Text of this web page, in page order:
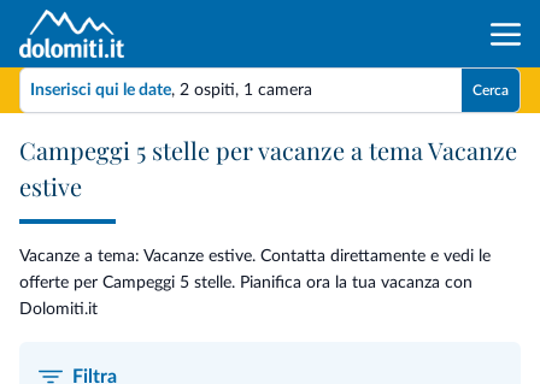
Inserisci qui le date, 2 ospiti, 1 camera Cerca
Campeggi 5 stelle per vacanze a tema Vacanze
estive
Vacanze a tema: Vacanze estive. Contatta direttamente e vedi le
offerte per Campeggi 5 stelle. Pianifica ora la tua vacanza con
Dolomiti.it
Filtra